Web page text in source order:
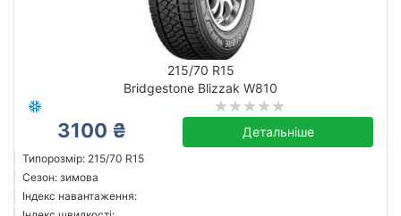
215/70 R15
Bridgestone Blizzak W810
3100 ₴ Детальніше
Типорозмір: 215/70 R15
Сезон: зимова
Індекс навантаження: